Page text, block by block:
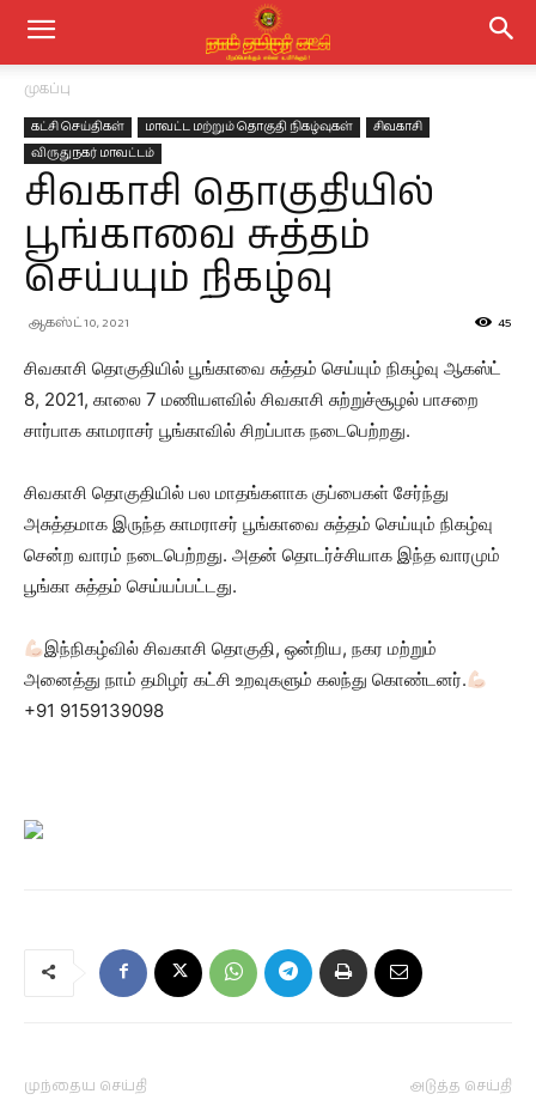
முகப்பு
கட்சி செய்திகள் மாவட்ட மற்றும் தொகுதி நிகழ்வுகள்
சிவகாசி
விருதுநகர் மாவட்டம்
சிவகாசி தொகுதியில்
பூங்காவை சுத்தம்
செய்யும் நிகழ்வு
ஆகஸ்ட் 10, 2021 45
சிவகாசி தொகுதியில் பூங்காவை சுத்தம் செய்யும் நிகழ்வு ஆகஸ்ட்
8, 2021, காலை 7 மணியளவில் சிவகாசி சுற்றுச்சூழல் பாசறை
சார்பாக காமராசர் பூங்காவில் சிறப்பாக நடைபெற்றது.
சிவகாசி தொகுதியில் பல மாதங்களாக குப்பைகள் சேர்ந்து
அசுத்தமாக இருந்த காமராசர் பூங்காவை சுத்தம் செய்யும் நிகழ்வு
சென்ற வாரம் நடைபெற்றது. அதன் தொடர்ச்சியாக இந்த வாரமும்
பூங்கா சுத்தம் செய்யப்பட்டது.
இந்நிகழ்வில் சிவகாசி தொகுதி, ஒன்றிய, நகர மற்றும்
அனைத்து நாம் தமிழர் கட்சி உறவுகளும் கலந்து கொண்டனர்.
+91 9159139098
முந்தைய செய்தி அடுத்த செய்தி